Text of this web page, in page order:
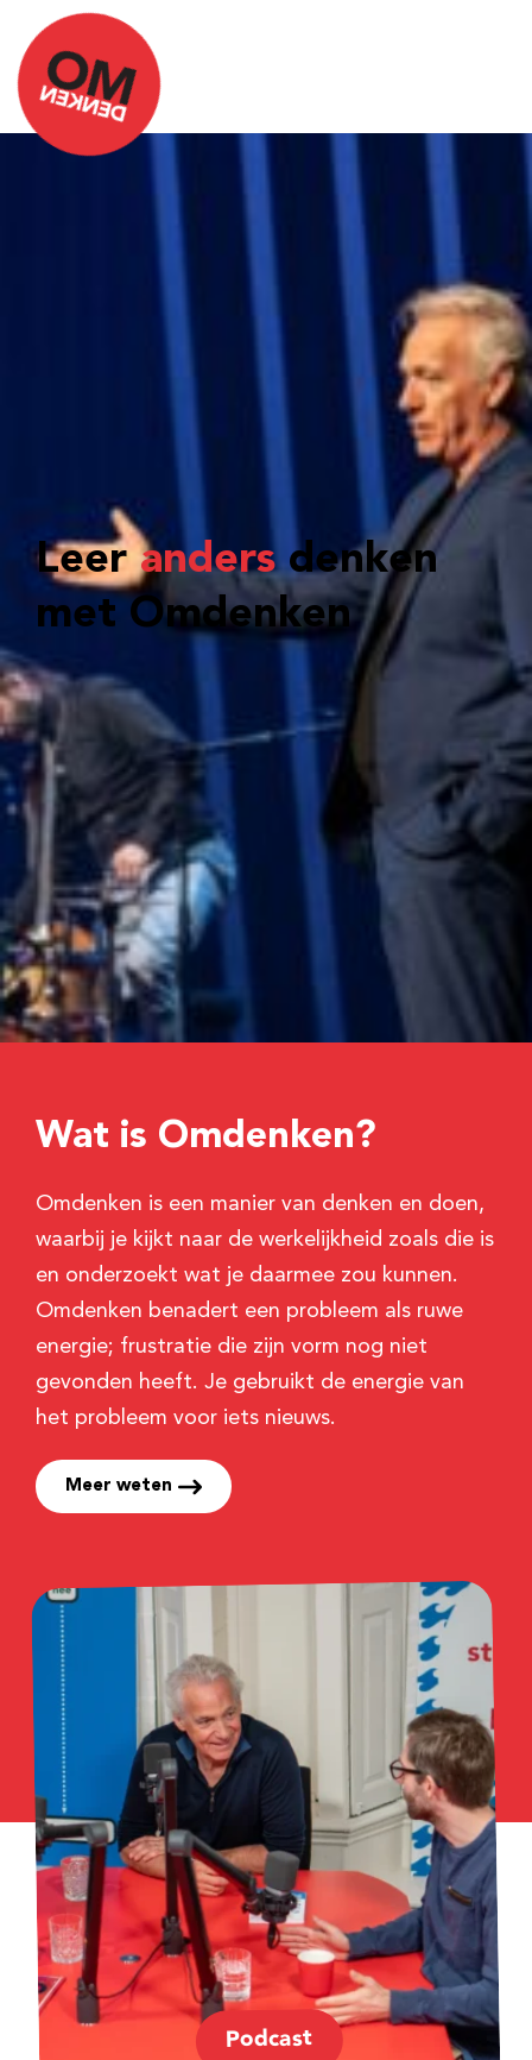
Leerandersdenken
met Omdenken
Wat is Omdenken?
Omdenken is een manier van denken en doen,
waarbij je kijkt naar de werkelijkheid zoals die is
en onderzoekt wat je daarmee zou kunnen.
Omdenken benadert een probleem als ruwe
energie; frustratie die zijn vorm nog niet
gevonden heeft. Je gebruikt de energie van
het probleem voor iets nieuws.
Meer weten
Podcast